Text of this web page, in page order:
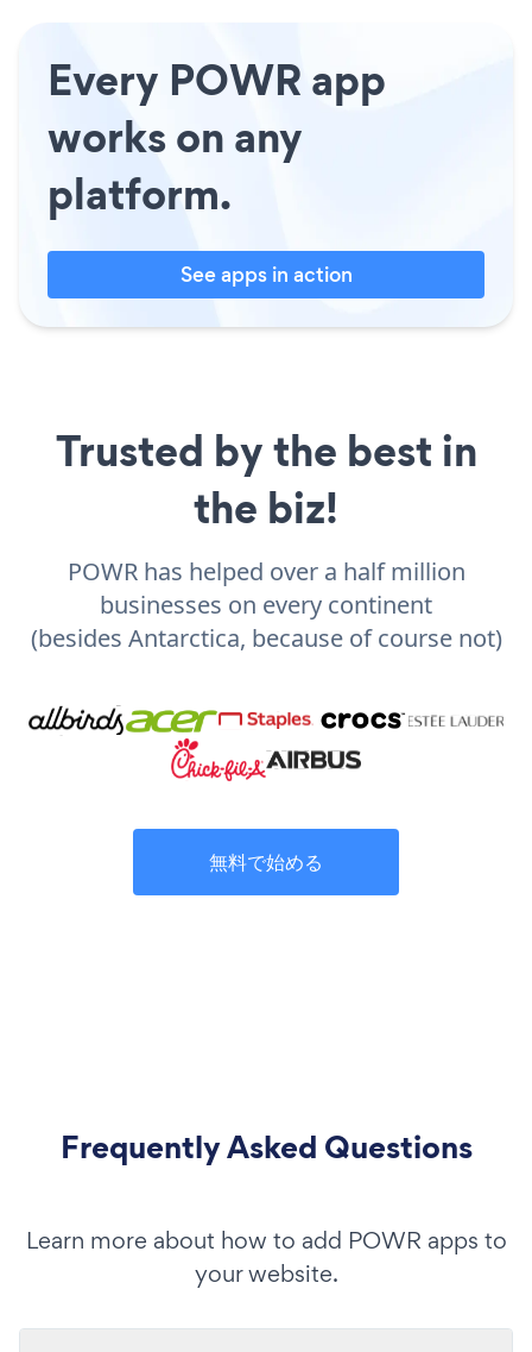
Every POWR app
works on any
platform.
See apps in action
Trusted by the best in
the biz!
POWR has helped over a half million
businesses on every continent
(besides Antarctica, because of course not)
無料で始める
Frequently Asked Questions
Learn more about how to add POWR apps to
your website.